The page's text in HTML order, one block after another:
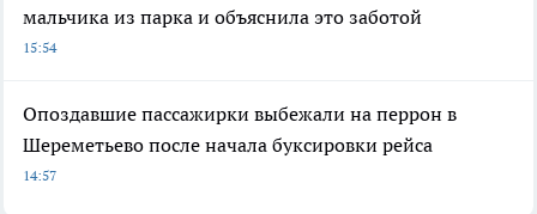
мальчика из парка и объяснила это заботой
15:54
Опоздавшие пассажирки выбежали на перрон в
Шереметьево после начала буксировки рейса
14:57